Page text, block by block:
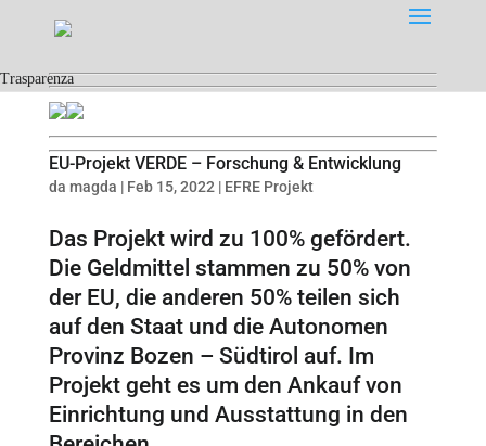
Trasparenza
EU-Projekt VERDE – Forschung & Entwicklung
da magda | Feb 15, 2022 | EFRE Projekt
Das Projekt wird zu 100% gefördert.
Die Geldmittel stammen zu 50% von
der EU, die anderen 50% teilen sich
auf den Staat und die Autonomen
Provinz Bozen – Südtirol auf. Im
Projekt geht es um den Ankauf von
Einrichtung und Ausstattung in den